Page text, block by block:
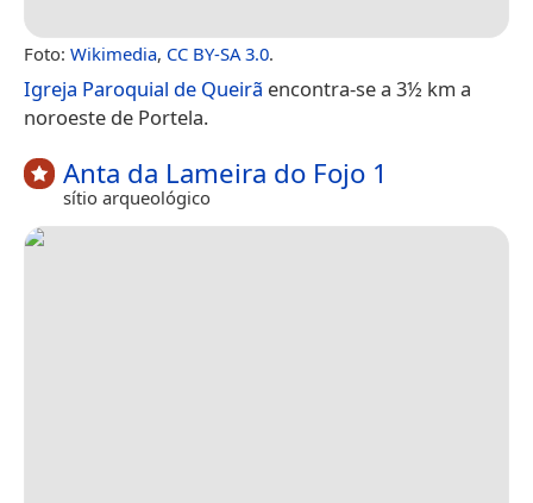
Foto: Wikimedia, CC BY-SA 3.0.
Igreja Paroquial de Queirã encontra-se a 3½ km a
noroeste de Portela.
Anta da Lameira do Fojo 1
sítio arqueológico